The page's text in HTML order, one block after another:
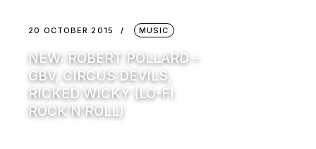
20 OCTOBER 2015 MUSIC
NEW: ROBERT POLLARD –
GBV, CIRCUS DEVILS,
RICKED WICKY (LO-FI
ROCK’N’ROLL)